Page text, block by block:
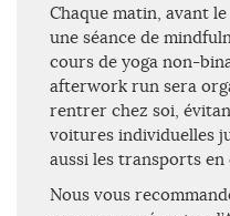
Chaque matin, avant
une séance de
cours de yoga non-
afterwork run sera
rentrer chez soi,
voitures individuelles
aussi les transports en
Nous vous